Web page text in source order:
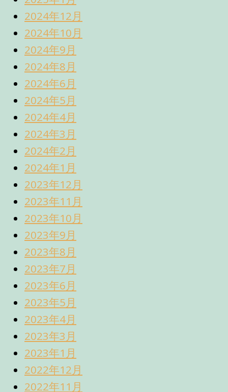
2024年12月
2024年10月
2024年9月
2024年8月
2024年6月
2024年5月
2024年4月
2024年3月
2024年2月
2024年1月
2023年12月
2023年11月
2023年10月
2023年9月
2023年8月
2023年7月
2023年6月
2023年5月
2023年4月
2023年3月
2023年1月
2022年12月
2022年11月